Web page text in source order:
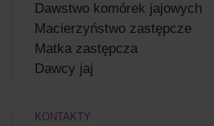
Dawstwo komórek jajowych
Macierzyństwo zastępcze
Matka zastępcza
Dawcy jaj
KONTAKTY